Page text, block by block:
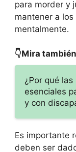
para morder y
mantener a
mentalmente.
👇Mira también
¿Por qué
esenciales
y con
Es importante
deben ser